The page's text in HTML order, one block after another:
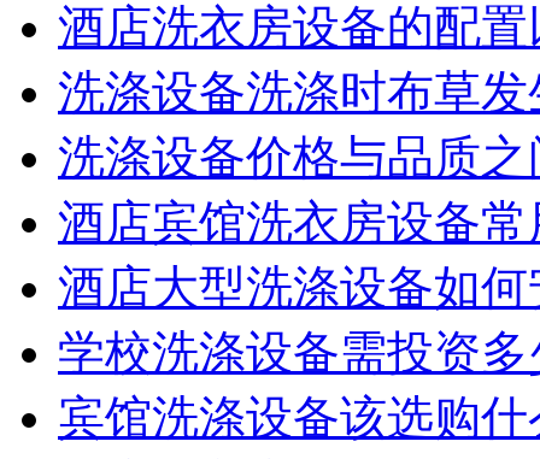
酒店洗衣房设备的配置
洗涤设备洗涤时布草发
洗涤设备价格与品质之
酒店宾馆洗衣房设备常
酒店大型洗涤设备如何
学校洗涤设备需投资多
宾馆洗涤设备该选购什